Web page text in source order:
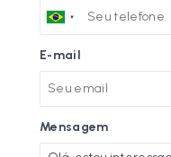
E-mail
Mensagem